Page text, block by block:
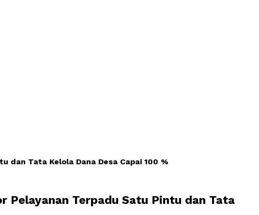
dan Tata Kelola Dana Desa Capai 100 %
Pelayanan Terpadu Satu Pintu dan Tata